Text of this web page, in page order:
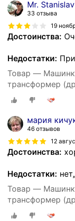
Mr. Stanislav
33 отзыва
19
Достоинства:
Недостатки:
Товар —
трансформер
жестами
мария
46 отзывов
12
Достоинства:
Недостатки:
Товар —
трансформер
жестами